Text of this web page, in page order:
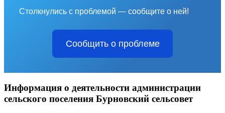
Столкнулись с проблемой — сообщите о ней!
Сообщить о проблеме
Информация о деятельности администрации
сельского поселения Бурновский сельсовет